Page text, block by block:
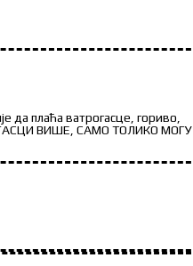
да плаћа ватрогасце, гориво,
ВИШЕ, САМО ТОЛИКО МОГУ